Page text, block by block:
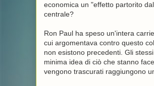
economica un "effetto partorito
centrale?
Ron Paul ha speso un'intera
cui argomentava contro questo
non esistono precedenti. Gli
minima idea di ciò che stanno
vengono trascurati raggiungono